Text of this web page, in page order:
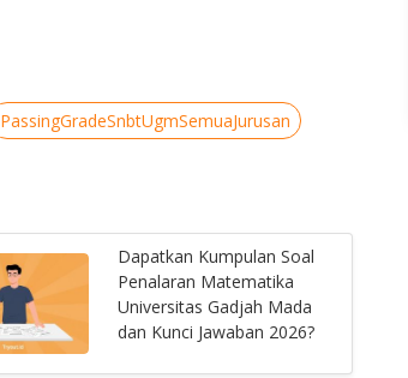
PassingGradeSnbtUgmSemuaJurusan
Dapatkan Kumpulan Soal
Penalaran Matematika
Universitas Gadjah Mada
dan Kunci Jawaban 2026?